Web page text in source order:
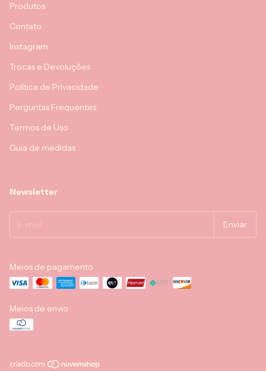
Produtos
Contato
Instagram
Trocas e Devoluções
Política de Privacidade
Perguntas Frequentes
Termos de Uso
Guia de medidas
Newsletter
Meios de pagamento
Meios de envio